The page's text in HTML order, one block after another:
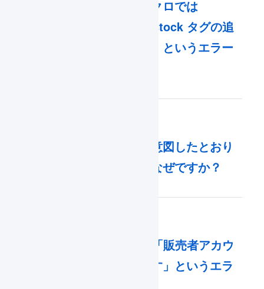
「受注確定時の​マクロでは
do_not_allocate_stock タグの​追
加は​できません。​」と​いう​エラー
商品エイリアスが意図したとおり
適用されないのはなぜですか？
Qoo10との連携で「販売者アカウ
ント認証が必要です」というエラ